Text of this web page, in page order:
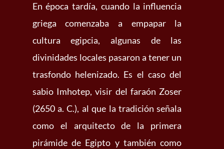
En época tardía, cuando la influencia
griega comenzaba a empapar la
cultura egipcia, algunas de las
divinidades locales pasaron a tener un
trasfondo helenizado. Es el caso del
sabio Imhotep, visir del faraón Zoser
(2650 a. C.), al que la tradición señala
como el arquitecto de la primera
pirámide de Egipto y también como